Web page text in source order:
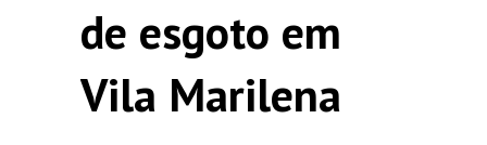
de esgoto em
Vila Marilena